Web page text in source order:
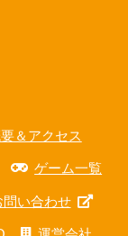
＆アクセス
ゲーム一覧
問い合わせ